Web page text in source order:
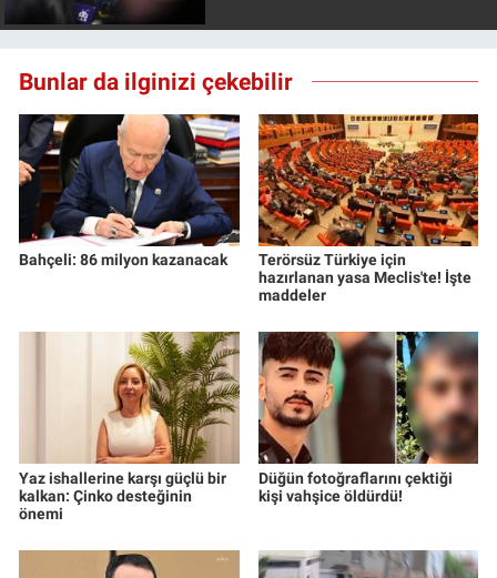
Bunlar da ilginizi çekebilir
Bahçeli: 86 milyon kazanacak
Terörsüz Türkiye için
hazırlanan yasa Meclis'te! İşte
maddeler
Yaz ishallerine karşı güçlü bir
kalkan: Çinko desteğinin
önemi
Düğün fotoğraflarını çektiği
kişi vahşice öldürdü!
Yerel Yaşam
Canlı Yayın